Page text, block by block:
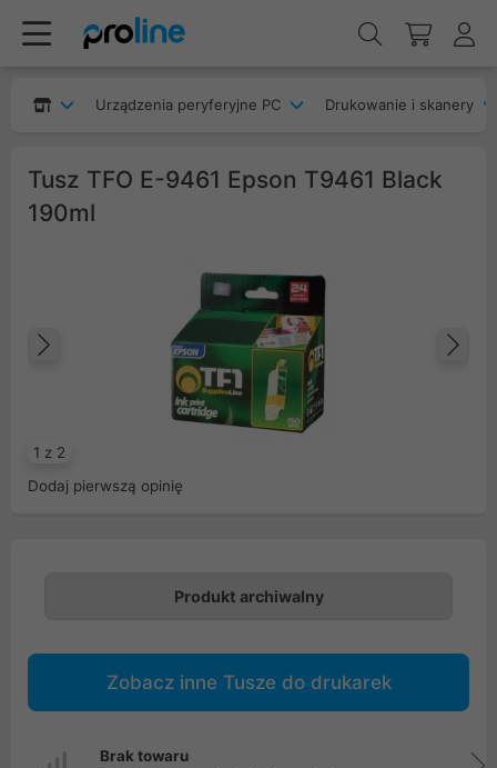
Urządzenia peryferyjne PC Drukowanie i skanery
Tusz TFO E-9461 Epson T9461 Black
190ml
1 z 2
Poprzedni
Dodaj pierwszą opinię
Produkt archiwalny
Zobacz inne Tusze do drukarek
Brak towaru